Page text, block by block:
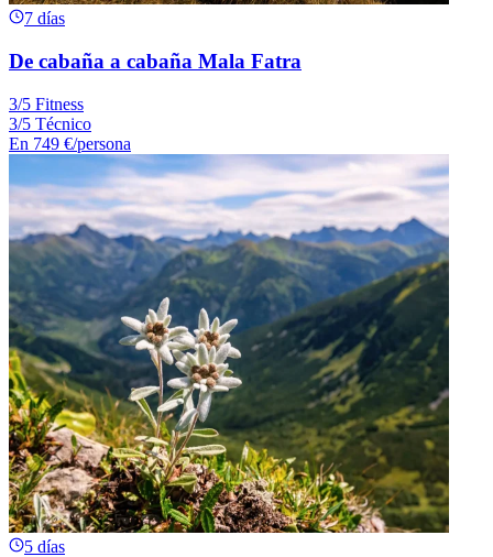
7 días
De cabaña a cabaña Mala Fatra
3/5 Fitness
3/5 Técnico
En 749 €/persona
5 días